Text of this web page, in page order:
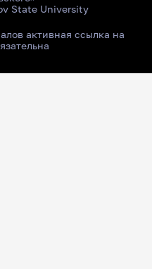
State University
активная ссылка на